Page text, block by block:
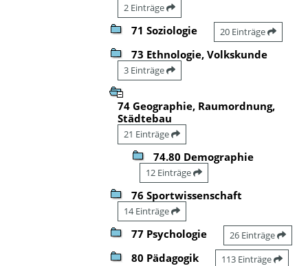
2 Einträge
71 Soziologie 20 Einträge
73 Ethnologie, Volkskunde
3 Einträge
74 Geographie, Raumordnung,
Städtebau
21 Einträge
74.80 Demographie
12 Einträge
76 Sportwissenschaft
14 Einträge
77 Psychologie 26 Einträge
80 Pädagogik 113 Einträge